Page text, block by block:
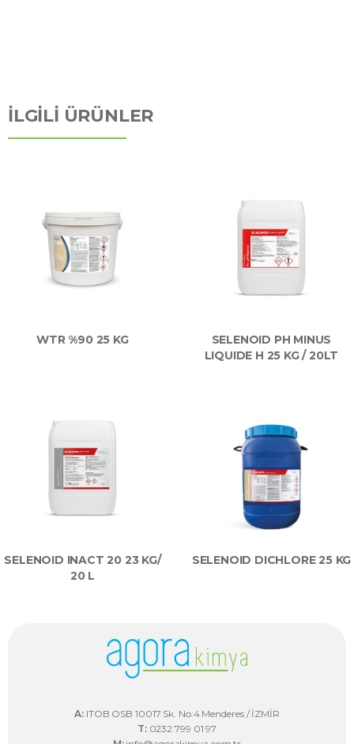
İLGİLİ ÜRÜNLER
WTR %90 25 KG
SELENOID PH MINUS
LIQUIDE H 25 KG / 20LT
SELENOID INACT 20 23 KG/
20 L
SELENOID DICHLORE 25 KG
A:ITOB OSB 10017 Sk. No:4 Menderes / İZMİR
T:0232 799 01 97